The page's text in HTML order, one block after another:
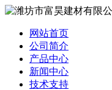
网站首页
公司简介
产品中心
新闻中心
技术支持